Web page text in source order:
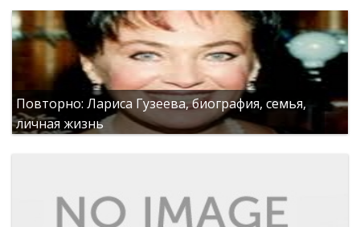
Повторно: Лариса Гузеева, биография, семья,
личная жизнь